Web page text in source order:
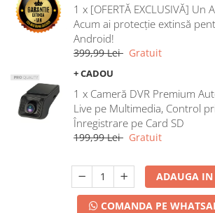
1 x [OFERTĂ EXCLUSIVĂ] Un
Acum ai protecție extinsă
Android!
399,99 Lei Gratuit
+ CADOU
1 x Cameră DVR Premium
Live pe Multimedia, Control
Înregistrare pe Card SD
199,99 Lei Gratuit
ADAUGA IN
COMANDA PE